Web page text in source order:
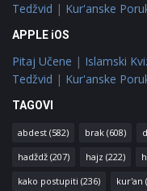
Tedžvid | Kur'anske
APPLE iOS
Pitaj Učene | Islamski
Tedžvid | Kur'anske
TAGOVI
abdest (582) brak (608)
hadždž (207) hajz (222)
kako postupiti (236) kur'an